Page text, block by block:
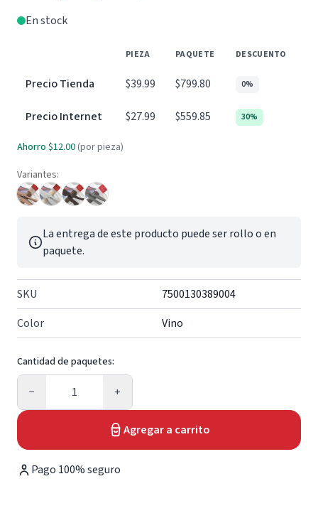
En stock
PIEZA PAQUETE DESCUENTO
Precio Tienda $39.99 $799.80 0%
Precio Internet $27.99 $559.85 30%
Ahorro $12.00 (por pieza)
Variantes:
La entrega de este producto puede ser rollo o en
paquete.
SKU
7500130389004
Color
Vino
Cantidad de paquetes:
−
Cantidad
+
Agregar a carrito
Pago 100% seguro